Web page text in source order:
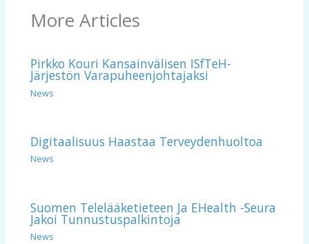
More Articles
Pirkko Kouri Kansainvälisen ISfTeH-
Järjestön Varapuheenjohtajaksi
News
Digitaalisuus Haastaa Terveydenhuoltoa
News
Suomen Telelääketieteen Ja EHealth -seura
Jakoi Tunnustuspalkintoja
News